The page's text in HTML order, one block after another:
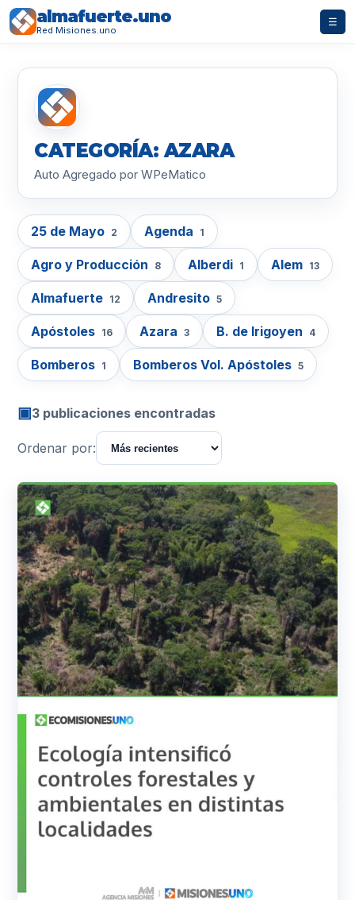
almafuerte.uno
Red Misiones.uno
☰
CATEGORÍA: AZARA
Auto Agregado por WPeMatico
25 de Mayo 2 Agenda 1
Agro y Producción 8 Alberdi 1 Alem 13
Almafuerte 12 Andresito 5
Apóstoles 16 Azara 3 B. de Irigoyen 4
Bomberos 1 Bomberos Vol. Apóstoles 5
▣3 publicaciones encontradas
Ordenar por: